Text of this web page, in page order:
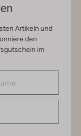
Artikeln und
den
im